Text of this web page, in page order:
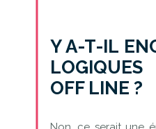
Y A-T-IL
OFF LINE ?